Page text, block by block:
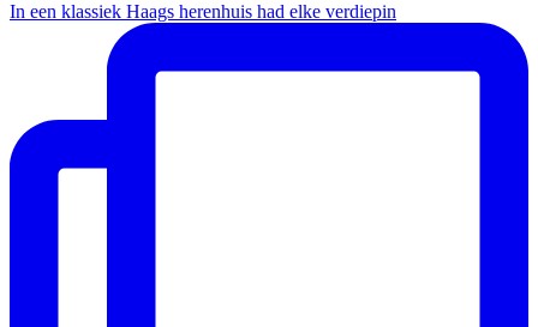
In een klassiek Haags herenhuis had elke verdiepin